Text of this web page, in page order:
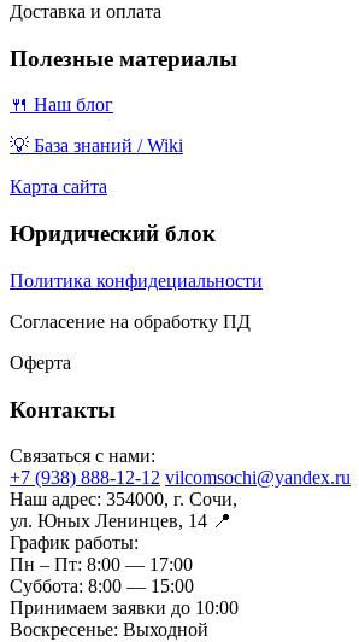
Доставка и оплата
Полезные материалы
🍴 Наш блог
💡 База знаний / Wiki
Карта сайта
Юридический блок
Политика конфидециальности
Согласение на обработку ПД
Оферта
Контакты
Связаться с нами:
+7 (938) 888-12-12 vilcomsochi@yandex.ru
Наш адрес: 354000, г. Сочи,
ул. Юных Ленинцев, 14 📍
График работы:
Пн – Пт: 8:00 — 17:00
Суббота: 8:00 — 15:00
Принимаем заявки до 10:00
Воскресенье: Выходной